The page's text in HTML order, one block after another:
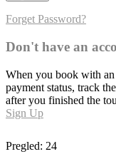
Forget Password?
Don't have an
When you book with
payment status, track
after you finished the
Sign Up
Pregled: 24